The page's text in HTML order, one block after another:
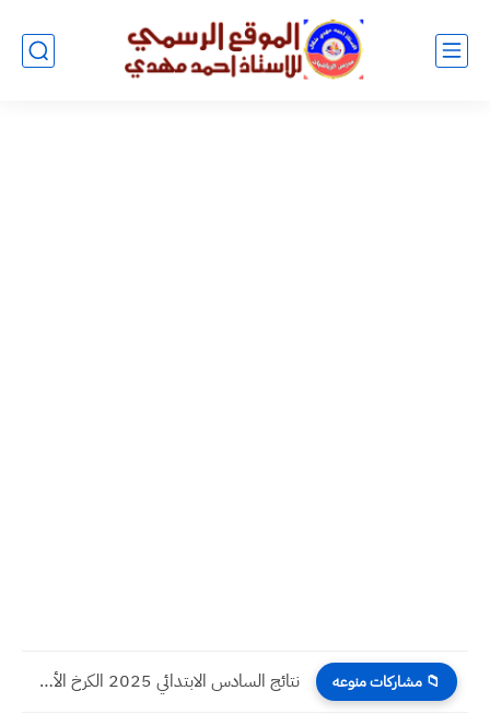
📁 مشاركات منوعه نتائج السادس الابتدائي 2025 الكرخ الأولى الدور الثاني